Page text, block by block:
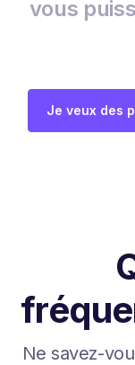
vous
Je veux des
Ne savez-